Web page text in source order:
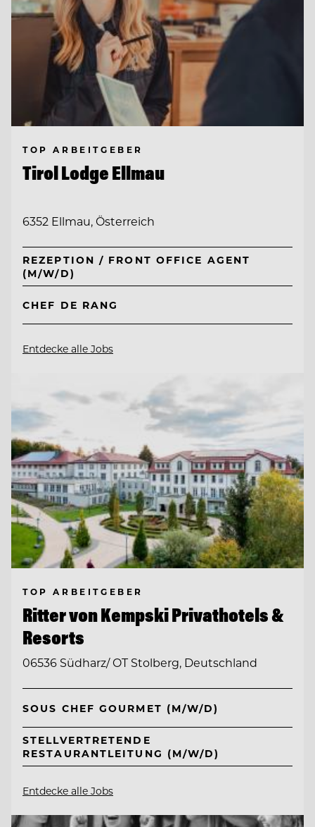
TOP ARBEITGEBER
Tirol Lodge Ellmau
6352 Ellmau, Österreich
REZEPTION / FRONT OFFICE AGENT
(M/W/D)
CHEF DE RANG
Entdecke alle Jobs
TOP ARBEITGEBER
Ritter von Kempski Privathotels &
Resorts
06536 Südharz/ OT Stolberg, Deutschland
SOUS CHEF GOURMET (M/W/D)
STELLVERTRETENDE
RESTAURANTLEITUNG (M/W/D)
Entdecke alle Jobs